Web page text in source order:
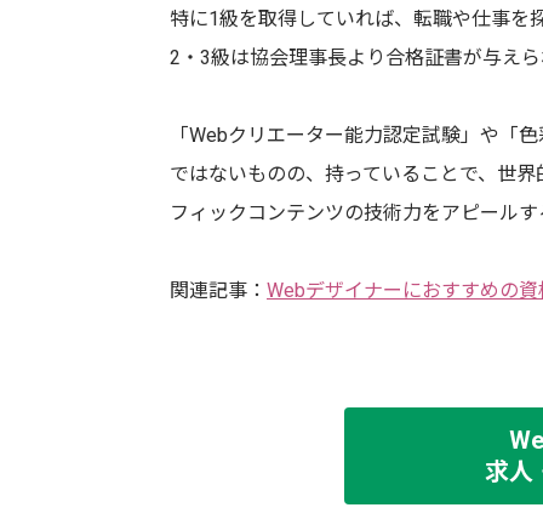
特に1級を取得していれば、転職や仕事を
2・3級は協会理事長より合格証書が与え
「Webクリエーター能力認定試験」や「
ではないものの、持っていることで、世
フィックコンテンツの技術力をアピール
関連記事： Webデザイナーにおすすめの
求人